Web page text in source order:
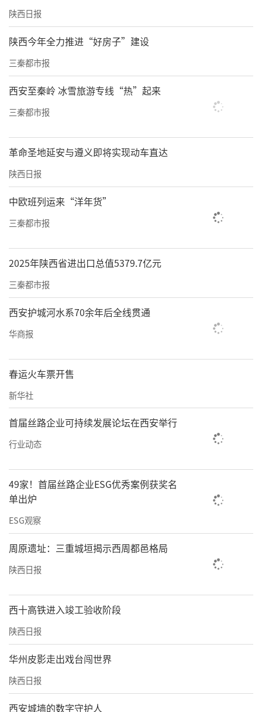
陕西日报
陕西今年全力推进“好房子”建设
三秦都市报
西安至秦岭 冰雪旅游专线“热”起来
三秦都市报
革命圣地延安与遵义即将实现动车直达
陕西日报
中欧班列运来“洋年货”
三秦都市报
2025年陕西省进出口总值5379.7亿元
三秦都市报
西安护城河水系70余年后全线贯通
华商报
春运火车票开售
新华社
首届丝路企业可持续发展论坛在西安举行
行业动态
49家！首届丝路企业ESG优秀案例获奖名
单出炉
ESG观察
周原遗址：三重城垣揭示西周都邑格局
陕西日报
西十高铁进入竣工验收阶段
陕西日报
华州皮影走出戏台闯世界
陕西日报
西安城墙的数字守护人